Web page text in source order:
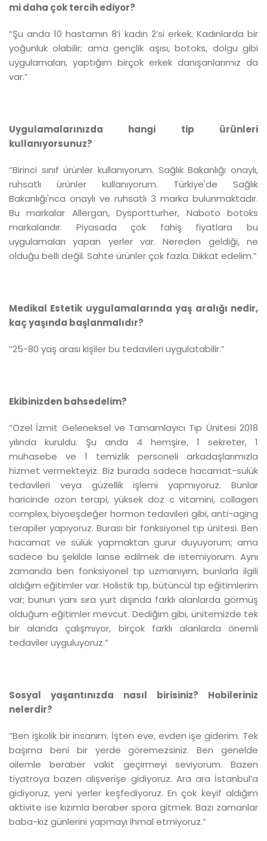
mi daha çok tercih ediyor?
“Şu anda 10 hastamın 8’i kadın 2’si erkek. Kadınlarda bir
yoğunluk olabilir; ama gençlik aşısı, botoks, dolgu gibi
uygulamaları, yaptığım birçok erkek danışanlarımız da
var.”
Uygulamalarınızda hangi tip ürünleri
kullanıyorsunuz?
“Birinci sınıf ürünler kullanıyorum. Sağlık Bakanlığı onaylı,
ruhsatlı ürünler kullanıyorum. Türkiye'de Sağlık
Bakanlığı'nca onaylı ve ruhsatlı 3 marka bulunmaktadır.
Bu markalar Allergan, Dysportturher, Naboto botoks
markalarıdır. Piyasada çok fahiş fiyatlara bu
uygulamaları yapan yerler var. Nereden geldiği, ne
olduğu belli değil. Sahte ürünler çok fazla. Dikkat edelim.”
Medikal Estetik uygulamalarında yaş aralığı nedir,
kaç yaşında başlanmalıdır?
“25-80 yaş arası kişiler bu tedavileri uygulatabilir.”
Ekibinizden bahsedelim?
“Özel İzmit Geleneksel ve Tamamlayıcı Tıp Ünitesi 2018
yılında kuruldu. Şu anda 4 hemşire, 1 sekreter, 1
muhasebe ve 1 temizlik personeli arkadaşlarımızla
hizmet vermekteyiz. Biz burada sadece hacamat-sülük
tedavileri veya güzellik işlemi yapmıyoruz. Bunlar
haricinde ozon terapi, yüksek doz c vitamini, collagen
complex, biyoeşdeğer hormon tedavileri gibi, anti-aging
terapiler yapıyoruz. Burası bir fonksiyonel tıp ünitesi. Ben
hacamat ve sülük yapmaktan gurur duyuyorum; ama
sadece bu şekilde lanse edilmek de istemiyorum. Aynı
zamanda ben fonksiyonel tıp uzmanıyım, bunlarla ilgili
aldığım eğitimler var. Holistik tıp, bütüncül tıp eğitimlerim
var; bunun yanı sıra yurt dışında farklı alanlarda görmüş
olduğum eğitimler mevcut. Dediğim gibi, ünitemizde tek
bir alanda çalışmıyor, birçok farklı alanlarda önemli
tedaviler uyguluyoruz.”
Sosyal yaşantınızda nasıl birisiniz? Hobileriniz
nelerdir?
“Ben işkolik bir insanım. İşten eve, evden işe giderim. Tek
başıma beni bir yerde göremezsiniz. Ben genelde
ailemle beraber vakit geçirmeyi seviyorum. Bazen
tiyatroya bazen alışverişe gidiyoruz. Ara ara İstanbul’a
gidiyoruz, yeni yerler keşfediyoruz. En çok keyif aldığım
aktivite ise kızımla beraber spora gitmek. Bazı zamanlar
baba-kız günlerini yapmayı ihmal etmiyoruz.”